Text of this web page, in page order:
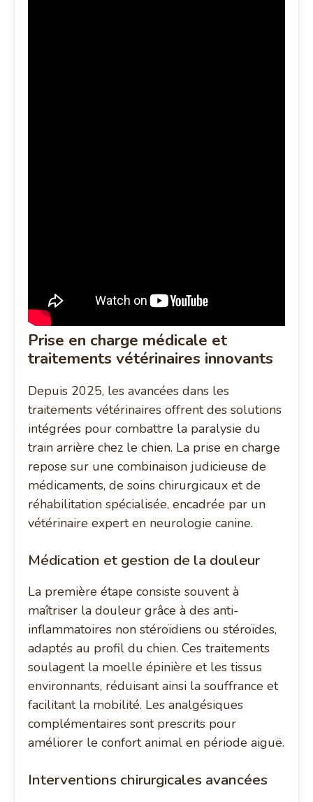
Prise en charge médicale et
traitements vétérinaires innovants
Depuis 2025, les avancées dans les
traitements vétérinaires offrent des solutions
intégrées pour combattre la paralysie du
train arrière chez le chien. La prise en charge
repose sur une combinaison judicieuse de
médicaments, de soins chirurgicaux et de
réhabilitation spécialisée, encadrée par un
vétérinaire expert en neurologie canine.
Médication et gestion de la douleur
La première étape consiste souvent à
maîtriser la douleur grâce à des anti-
inflammatoires non stéroïdiens ou stéroïdes,
adaptés au profil du chien. Ces traitements
soulagent la moelle épinière et les tissus
environnants, réduisant ainsi la souffrance et
facilitant la mobilité. Les analgésiques
complémentaires sont prescrits pour
améliorer le confort animal en période aiguë.
Interventions chirurgicales avancées